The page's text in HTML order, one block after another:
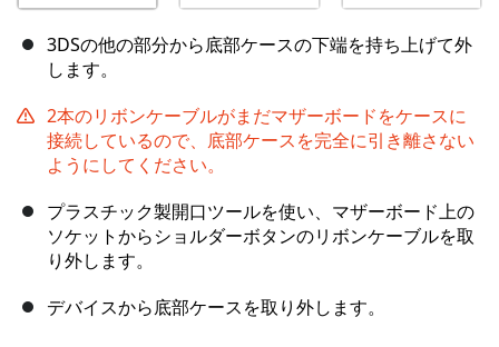
3DSの他の部分から底部ケースの下端を持ち上げて外
します。
2本のリボンケーブルがまだマザーボードをケースに
接続しているので、底部ケースを完全に引き離さない
ようにしてください。
プラスチック製開口ツールを使い、マザーボード上の
ソケットからショルダーボタンのリボンケーブルを取
り外します。
デバイスから底部ケースを取り外します。